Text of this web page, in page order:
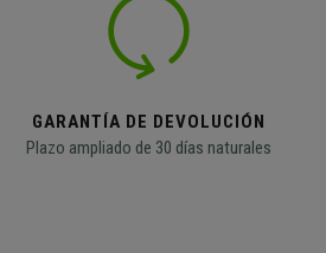
GARANTÍA DE DEVOLUCIÓN
Plazo ampliado de 30 días naturales